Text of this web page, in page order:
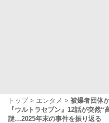
トップ エンタメ
被爆者団体
『ウルトラセブン』12話が突然“
謎…2025年末の事件を振り返る